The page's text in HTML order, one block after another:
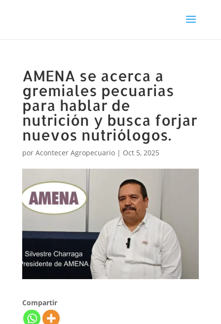
AMENA se acerca a
gremiales pecuarias
para hablar de
nutrición y busca forjar
nuevos nutriólogos.
por Acontecer Agropecuario| Oct 5, 2025
Compartir